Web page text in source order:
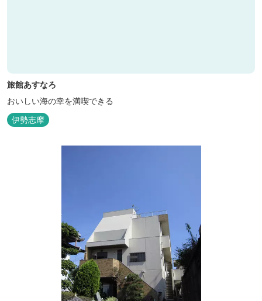
旅館あすなろ
おいしい海の幸を満喫できる
伊勢志摩